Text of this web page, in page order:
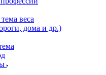
веса
дома и др.)